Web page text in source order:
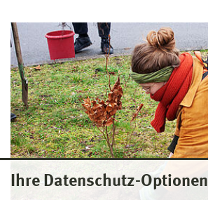
Ihre Datenschutz-Optionen